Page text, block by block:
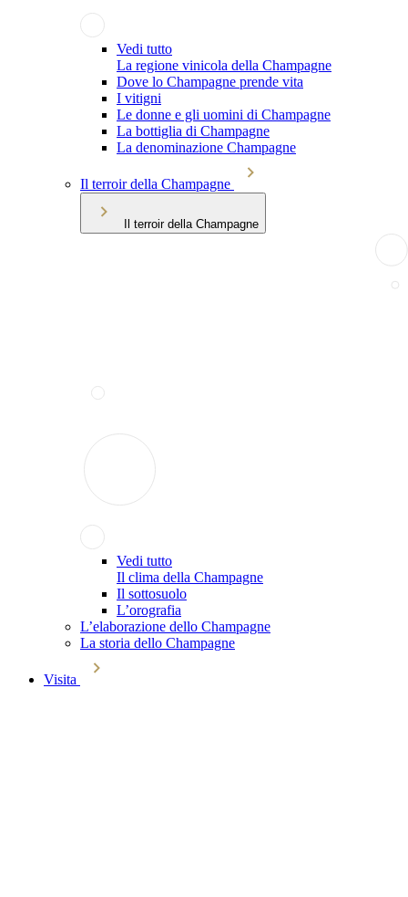
Vedi tutto
La regione vinicola della Champagne
Dove lo Champagne prende vita
I vitigni
Le donne e gli uomini di Champagne
La bottiglia di Champagne
La denominazione Champagne
Il terroir della Champagne
Il terroir della Champagne
Vedi tutto
Il clima della Champagne
Il sottosuolo
L’orografia
L’elaborazione dello Champagne
La storia dello Champagne
Visita